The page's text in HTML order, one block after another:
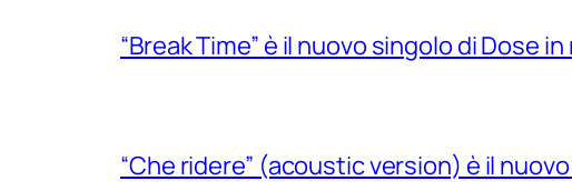
“Break Time” è il nuovo singolo di Dose
“Che ridere” (acoustic version) è il